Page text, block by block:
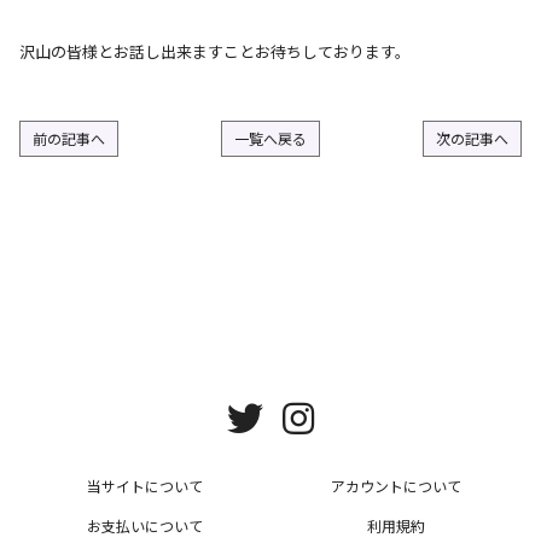
沢山の皆様とお話し出来ますことお待ちしております。
次の記事へ
一覧へ戻る
前の記事へ
当サイトについて
アカウントについて
お支払いについて
利用規約